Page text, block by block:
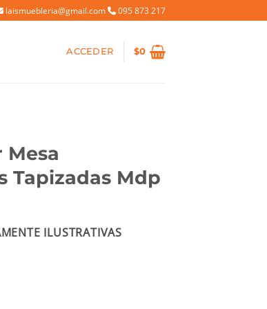
laismuebleria@gmail.com 095 873 217
ACCEDER $0
Mesa
Tapizadas Mdp
ILUSTRATIVAS